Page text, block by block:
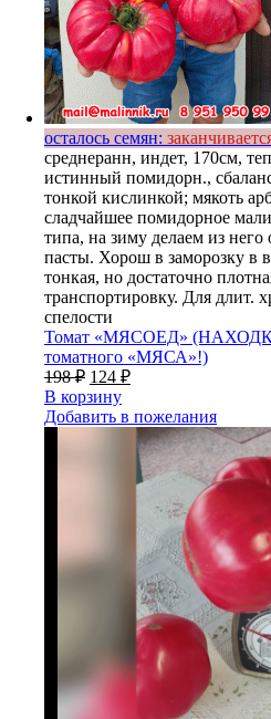
осталось семян:
среднеранн, индет, 170см,
истинный помидорн.,
тонкой кислинкой; мякоть
сладчайшее помидорное
типа, на зиму делаем из
пасты. Хорош в заморозку в
тонкая, но достаточно
транспортировку. Для длит.
спелости
Томат «МЯСОЕД»
томатного «МЯСА»!)
198₽ 124 ₽
В корзину
Добавить в пожелания